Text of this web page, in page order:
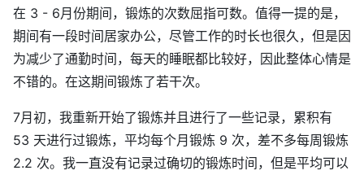
在 3 - 6月份期间，锻炼的次数屈指可数。值得一提的是，
期间有一段时间居家办公，尽管工作的时长也很久，但是因
为减少了通勤时间，每天的睡眠都比较好，因此整体心情是
不错的。在这期间锻炼了若干次。
7月初，我重新开始了锻炼并且进行了一些记录，累积有
53 天进行过锻炼，平均每个月锻炼 9 次，差不多每周锻炼
2.2 次。我一直没有记录过确切的锻炼时间，但是平均可以